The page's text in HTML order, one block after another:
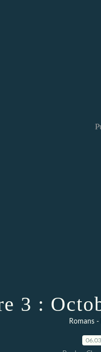
3 :
Romans